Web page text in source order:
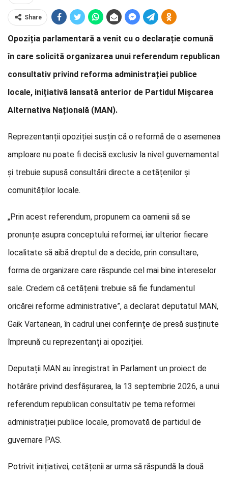
Share
Opoziția parlamentară a venit cu o declarație comună
în care solicită organizarea unui referendum republican
consultativ privind reforma administrației publice
locale, inițiativă lansată anterior de Partidul Mișcarea
Alternativa Națională (MAN).
Reprezentanții opoziției susțin că o reformă de o asemenea
amploare nu poate fi decisă exclusiv la nivel guvernamental
și trebuie supusă consultării directe a cetățenilor și
comunităților locale.
„Prin acest referendum, propunem ca oamenii să se
pronunțe asupra conceptului reformei, iar ulterior fiecare
localitate să aibă dreptul de a decide, prin consultare,
forma de organizare care răspunde cel mai bine intereselor
sale. Credem că cetățenii trebuie să fie fundamentul
oricărei reforme administrative”, a declarat deputatul MAN,
Gaik Vartanean, în cadrul unei conferințe de presă susținute
împreună cu reprezentanți ai opoziției.
Deputații MAN au înregistrat în Parlament un proiect de
hotărâre privind desfășurarea, la 13 septembrie 2026, a unui
referendum republican consultativ pe tema reformei
administrației publice locale, promovată de partidul de
guvernare PAS.
Potrivit inițiativei, cetățenii ar urma să răspundă la două